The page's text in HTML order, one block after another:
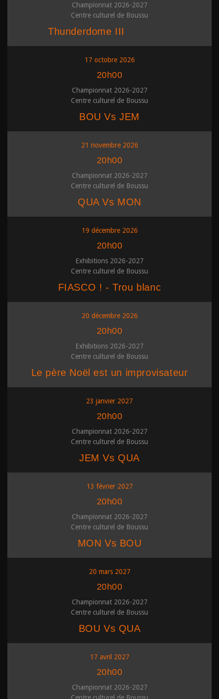
Championnat 2026-2027
Centre culturel de Boussu
Thunderdome III
17 octobre 2026
20h00
Championnat 2026-2027
Centre culturel de Boussu
BOU Vs JEM
21 novembre 2026
20h00
Championnat 2026-2027
Centre culturel de Boussu
QUA Vs MON
19 décembre 2026
20h00
Exhibitions 2026-2027
Centre culturel de Boussu
FIASCO ! - Trou blanc
20 décembre 2026
20h00
Exhibitions 2026-2027
Centre culturel de Boussu
Le père Noël est un improvisateur
23 janvier 2027
20h00
Championnat 2026-2027
Centre culturel de Boussu
JEM Vs QUA
13 février 2027
20h00
Championnat 2026-2027
Centre culturel de Boussu
MON Vs BOU
20 mars 2027
20h00
Championnat 2026-2027
Centre culturel de Boussu
BOU Vs QUA
17 avril 2027
20h00
Championnat 2026-2027